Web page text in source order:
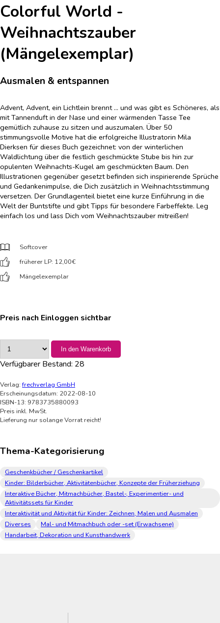
Colorful World -
Weihnachtszauber
(Mängelexemplar)
Ausmalen & entspannen
Advent, Advent, ein Lichtlein brennt ... und was gibt es Schöneres, als
mit Tannenduft in der Nase und einer wärmenden Tasse Tee
gemütlich zuhause zu sitzen und auszumalen. Über 50
stimmungsvolle Motive hat die erfolgreiche Illustratorin Mila
Dierksen für dieses Buch gezeichnet: von der winterlichen
Waldlichtung über die festlich geschmückte Stube bis hin zur
opulenten Weihnachts-Kugel am geschmückten Baum. Den
Illustrationen gegenüber gesetzt befinden sich inspirierende Sprüche
und Gedankenimpulse, die Dich zusätzlich in Weihnachtsstimmung
versetzen. Der Grundlagenteil bietet eine kurze Einführung in die
Welt der Buntstifte und gibt Tipps für besondere Farbeffekte. Leg
einfach los und lass Dich vom Weihnachtszauber mitreißen!
Softcover
früherer LP: 12,00€
Mängelexemplar
Preis nach Einloggen sichtbar
In den Warenkorb
Verfügbarer Bestand: 28
Verlag:frechverlag GmbH
Erscheinungsdatum: 2022-08-10
ISBN-13: 9783735880093
Preis inkl. MwSt.
Lieferung nur solange Vorrat reicht!
Thema-Kategorisierung
Geschenkbücher / Geschenkartikel
Kinder: Bilderbücher, Aktivitätenbücher, Konzepte der Früherziehung
Interaktive Bücher, Mitmachbücher, Bastel-, Experimentier- und
Aktivitätssets für Kinder
Interaktivität und Aktivität für Kinder: Zeichnen, Malen und Ausmalen
Diverses
Mal- und Mitmachbuch oder -set (Erwachsene)
Handarbeit, Dekoration und Kunsthandwerk